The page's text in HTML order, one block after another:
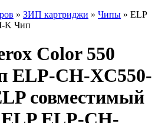
» ЗИП картриджи » Чипы » ELP
K Чип
Color 550
ELP-CH-XC550-
совместимый